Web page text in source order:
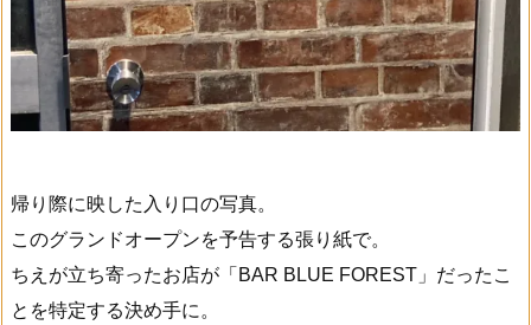
帰り際に映した入り口の写真。
このグランドオープンを予告する張り紙で。
ちえが立ち寄ったお店が「BAR BLUE FOREST」だったこ
とを特定する決め手に。